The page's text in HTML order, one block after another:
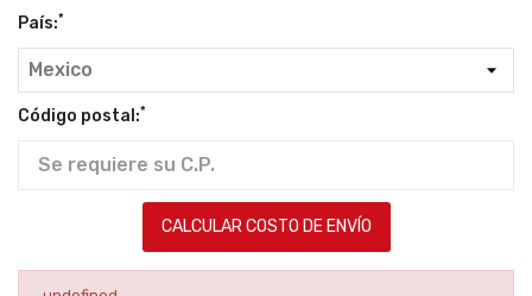
País:*
Código postal:*
CALCULAR COSTO DE ENVÍO